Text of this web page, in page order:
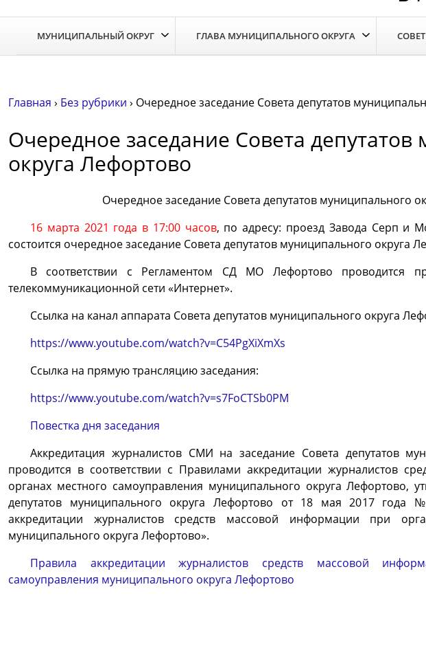
content
МУНИЦИПАЛЬНЫЙ ОКРУГ ГЛАВА МУНИЦИПАЛЬНОГО ОКРУГА
Главная › Без рубрики › Очередное заседание Совета депутатов
Очередное заседание Совета
округа Лефортово
Очередное заседание Совета депутатов муниципального
16 марта 2021 года в 17:00 часов, по адресу: проезд Завода Серп и
состоится очередное заседание Совета депутатов муниципального округа
В соответствии с Регламентом СД МО Лефортово проводится
телекоммуникационной сети «Интернет».
Ссылка на канал аппарата Совета депутатов муниципального округа
https://www.youtube.com/watch?v=C54PgXiXmXs
Ссылка на прямую трансляцию заседания:
https://www.youtube.com/watch?v=s7FoCTSb0PM
Повестка дня заседания
Аккредитация журналистов СМИ на заседание Совета депутатов
проводится в соответствии с Правилами аккредитации журналистов
органах местного самоуправления муниципального округа Лефортово,
депутатов муниципального округа Лефортово от 18 мая 2017
аккредитации журналистов средств массовой информации при
муниципального округа Лефортово».
Правила аккредитации журналистов средств массовой
самоуправления муниципального округа Лефортово